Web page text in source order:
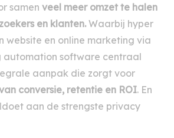
samen veel meer omzet te halen
en klanten.Waarbij hyper
website en online marketing via
automation software centraal
aanpak die zorgt voor
conversie, retentie en ROI. En
aan de strengste privacy